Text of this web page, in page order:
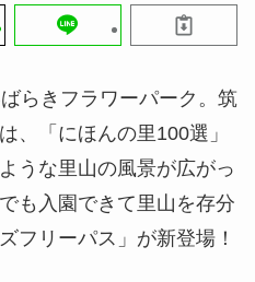
らきフラワーパーク。筑
、「にほんの里100選」
うな里山の風景が広がっ
も入園できて里山を存分
フリーパス」が新登場！